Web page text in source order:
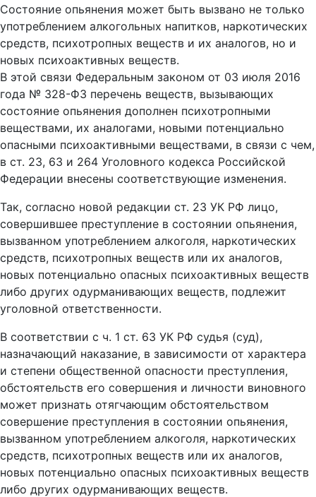
Состояние опьянения может быть вызвано не только
употреблением алкогольных напитков, наркотических
средств, психотропных веществ и их аналогов, но и
новых психоактивных веществ.
В этой связи Федеральным законом от 03 июля 2016
года № 328-ФЗ перечень веществ, вызывающих
состояние опьянения дополнен психотропными
веществами, их аналогами, новыми потенциально
опасными психоактивными веществами, в связи с чем,
в ст. 23, 63 и 264 Уголовного кодекса Российской
Федерации внесены соответствующие изменения.
Так, согласно новой редакции ст. 23 УК РФ лицо,
совершившее преступление в состоянии опьянения,
вызванном употреблением алкоголя, наркотических
средств, психотропных веществ или их аналогов,
новых потенциально опасных психоактивных веществ
либо других одурманивающих веществ, подлежит
уголовной ответственности.
В соответствии с ч. 1 ст. 63 УК РФ судья (суд),
назначающий наказание, в зависимости от характера
и степени общественной опасности преступления,
обстоятельств его совершения и личности виновного
может признать отягчающим обстоятельством
совершение преступления в состоянии опьянения,
вызванном употреблением алкоголя, наркотических
средств, психотропных веществ или их аналогов,
новых потенциально опасных психоактивных веществ
либо других одурманивающих веществ.